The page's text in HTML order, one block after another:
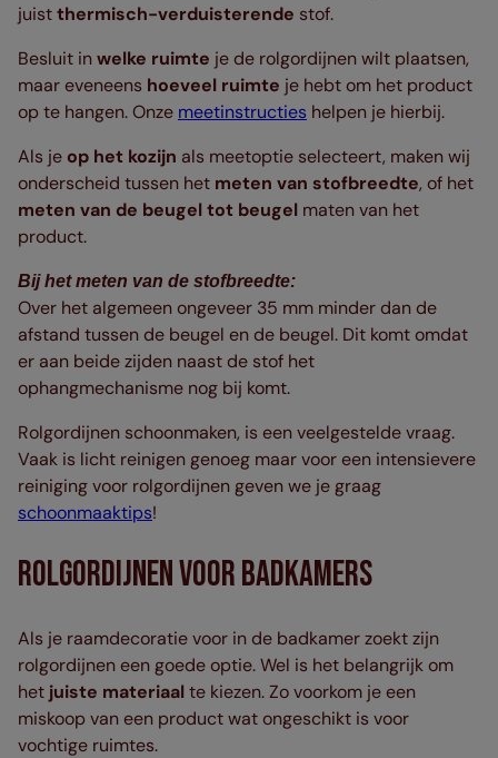
juistthermisch-verduisterende stof.
Besluit inwelke ruimte je de rolgordijnen wilt plaatsen,
maar eveneens hoeveel ruimte je hebt om het product
op te hangen. Onze meetinstructies helpen je hierbij.
Als je op het kozijn als meetoptie selecteert, maken wij
onderscheid tussen het meten van stofbreedte, of het
meten van de beugel tot beugel maten van het
product.
Bij het meten van de stofbreedte:
Over het algemeen ongeveer 35 mm minder dan de
afstand tussen de beugel en de beugel. Dit komt omdat
er aan beide zijden naast de stof het
ophangmechanisme nog bij komt.
Rolgordijnen schoonmaken, is een veelgestelde vraag.
Vaak is licht reinigen genoeg maar voor een intensievere
reiniging voor rolgordijnen geven we je graag
schoonmaaktips!
Rolgordijnen Voor Badkamers
Als je raamdecoratie voor in de badkamer zoekt zijn
rolgordijnen een goede optie. Wel is het belangrijk om
het juiste materiaalte kiezen. Zo voorkom je een
miskoop van een product wat ongeschikt is voor
vochtige ruimtes.